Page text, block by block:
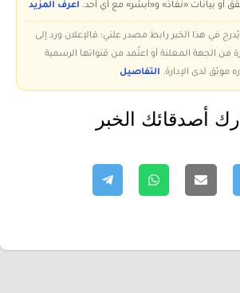
أو بيانات «نفاذ» و«أبشر» مع أي أحد. اعرف المزيد
في هذا الخبر رابط مصدر علني؛ فالإعلان ورد إلى
من الجهة المعلنة أو اعتُمد من قنواتها الرسمية
موثق لدى الإدارة. التفاصيل
أصدقائك الخبر